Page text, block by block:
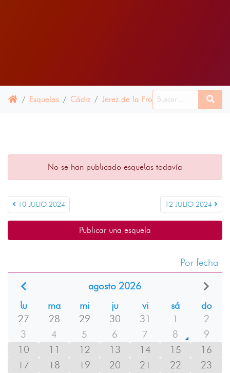
Esquelas Cádiz Jerez de la Frontera 11 JULIO
No se han publicado esquelas todavía
10 JULIO 2024 12 JULIO 2024
Publicar una esquela
Por fecha
agosto 2026
lu
ma mi ju vi sá
do
27
28 29 30 31 1
2
3
4 5 6 7 8
9
10
11 12 13 14 15
16
17
18 19 20 21 22
23